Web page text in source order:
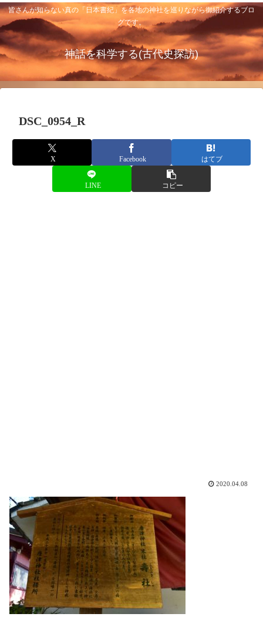
皆さんが知らない真の「日本書紀」を各地の神社を巡りながら御紹介するブロ
グです。
神話を科学する(古代史探訪)
DSC_0954_R
X Facebook はてブ
LINE コピー
2020.04.08